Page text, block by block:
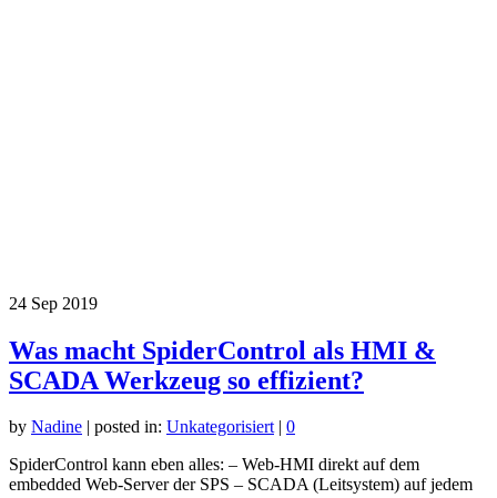
24 Sep 2019
Was macht SpiderControl als HMI &
SCADA Werkzeug so effizient?
by Nadine | posted in: Unkategorisiert | 0
SpiderControl kann eben alles: – Web-HMI direkt auf dem
embedded Web-Server der SPS – SCADA (Leitsystem) auf jedem